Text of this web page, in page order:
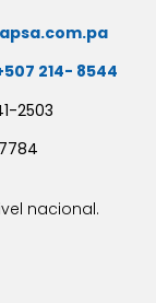
214- 8544
2503
nacional.